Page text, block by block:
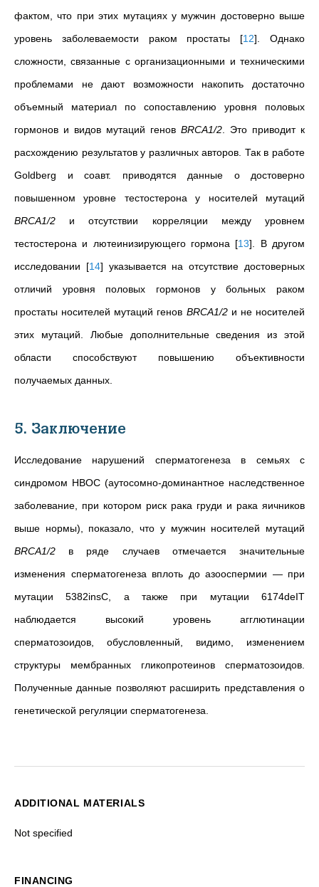
фактом, что при этих мутациях у мужчин достоверно выше
уровень заболеваемости раком простаты [12] . Однако
сложности, связанные с организационными и техническими
проблемами не дают возможности накопить достаточно
объемный материал по сопоставлению уровня половых
гормонов и видов мутаций генов BRCA1/2 . Это приводит к
расхождению результатов у различных авторов. Так в работе
Goldberg и соавт. приводятся данные о достоверно
повышенном уровне тестостерона у носителей мутаций
BRCA1/2 и отсутствии корреляции между уровнем
тестостерона и лютеинизирующего гормона [13] . В другом
исследовании [14] указывается на отсутствие достоверных
отличий уровня половых гормонов у больных раком
простаты носителей мутаций генов BRCA1/2и не носителей
этих мутаций. Любые дополнительные сведения из этой
области способствуют повышению объективности
получаемых данных.
5. Заключение
Исследование нарушений сперматогенеза в семьях с
синдромом HBOC (аутосомно-доминантное наследственное
заболевание, при котором риск рака груди и рака яичников
выше нормы), показало, что у мужчин носителей мутаций
BRCA1/2 в ряде случаев отмечается значительные
изменения сперматогенеза вплоть до азооспермии — при
мутации 5382insC, а также при мутации 6174deIT
наблюдается высокий уровень агглютинации
сперматозоидов, обусловленный, видимо, изменением
структуры мембранных гликопротеинов сперматозоидов.
Полученные данные позволяют расширить представления о
генетической регуляции сперматогенеза.
ADDITIONAL MATERIALS
Not specified
FINANCING